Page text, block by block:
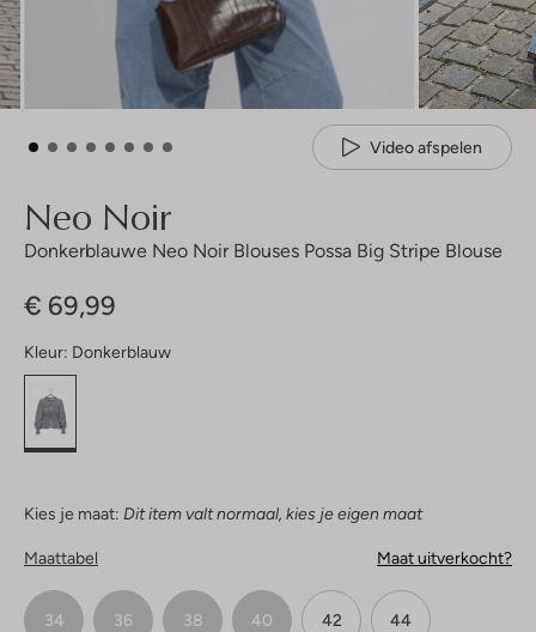
Video afspelen
Neo Noir
Donkerblauwe Neo Noir Blouses Possa Big Stripe Blouse
€ 69,99
Kleur: Donkerblauw
Kies je maat: Dit item valt normaal, kies je eigen maat
Maattabel Maat uitverkocht?
34 36 38 40 42 44